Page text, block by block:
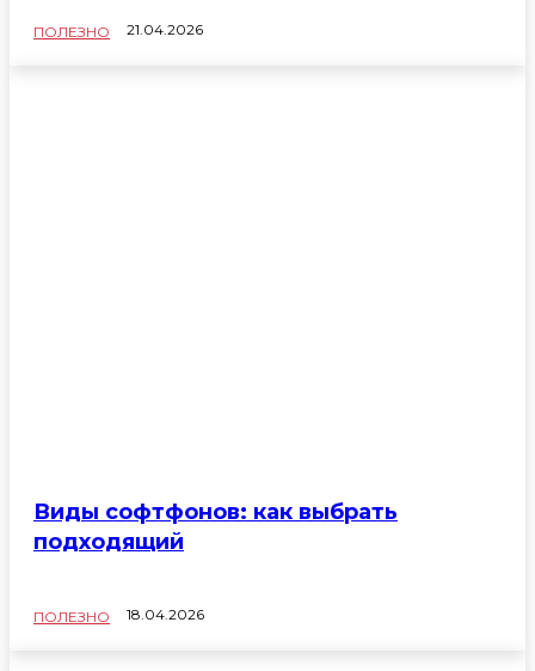
ПОЛЕЗНО 21.04.2026
Виды софтфонов: как выбрать
подходящий
ПОЛЕЗНО 18.04.2026